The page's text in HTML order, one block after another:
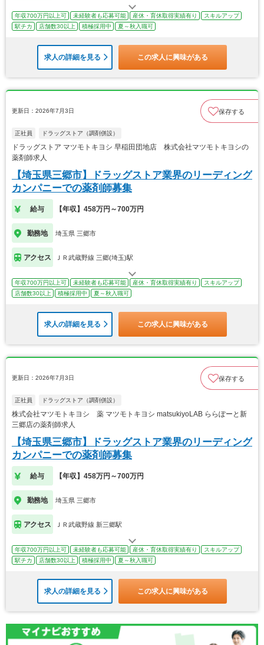
年収700万円以上可 未経験者も応募可能 産休・育休取得実績有り
スキルアップ
駅チカ
店舗数30以上 積極採用中 夏～秋入職可
求人の詳細を見る この求人に興味がある
更新日：2026年7月3日 保存する
正社員 ドラッグストア（調剤併設）
ドラッグストア マツモトキヨシ 早稲田団地店 株式会社マツモトキヨシの
薬剤師求人
【埼玉県三郷市】ドラッグストア業界のリーディング
カンパニーでの薬剤師募集
給与 【年収】458万円～700万円
勤務地 埼玉県 三郷市
アクセス ＪＲ武蔵野線 三郷(埼玉)駅
年収700万円以上可 未経験者も応募可能 産休・育休取得実績有り
スキルアップ
店舗数30以上
積極採用中 夏～秋入職可
求人の詳細を見る この求人に興味がある
更新日：2026年7月3日 保存する
正社員 ドラッグストア（調剤併設）
株式会社マツモトキヨシ 薬 マツモトキヨシ matsukiyoLAB ららぽーと新
三郷店の薬剤師求人
【埼玉県三郷市】ドラッグストア業界のリーディング
カンパニーでの薬剤師募集
給与 【年収】458万円～700万円
勤務地 埼玉県 三郷市
アクセス ＪＲ武蔵野線 新三郷駅
年収700万円以上可 未経験者も応募可能 産休・育休取得実績有り
スキルアップ
駅チカ
店舗数30以上 積極採用中 夏～秋入職可
求人の詳細を見る この求人に興味がある